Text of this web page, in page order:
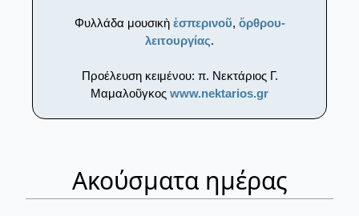
Φυλλάδα μουσικὴ ἑσπερινοῦ, ὄρθρου-
λειτουργίας.
Προέλευση κειμένου: π. Νεκτάριος Γ.
Μαμαλοῦγκος www.nektarios.gr
Ακούσματα ημέρας